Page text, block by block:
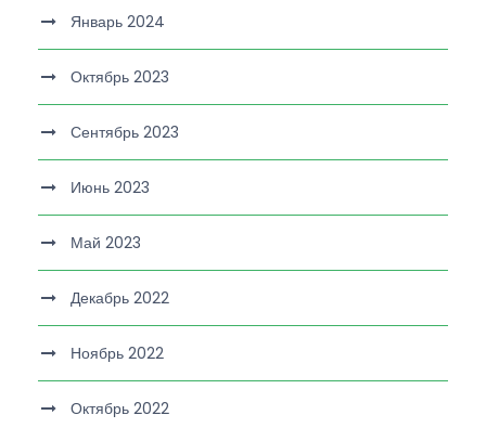
Январь 2024
Октябрь 2023
Сентябрь 2023
Июнь 2023
Май 2023
Декабрь 2022
Ноябрь 2022
Октябрь 2022